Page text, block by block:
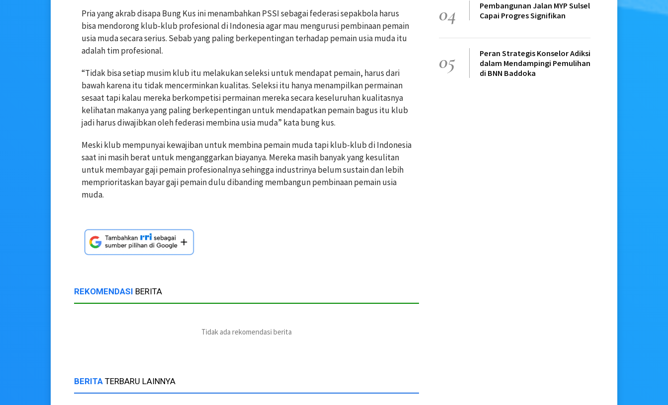
Pria yang akrab disapa Bung Kus ini menambahkan PSSI sebagai federasi sepakbola harus
bisa mendorong klub-klub profesional di Indonesia agar mau mengurusi pembinaan pemain
usia muda secara serius. Sebab yang paling berkepentingan terhadap pemain usia muda itu
adalah tim profesional.
“Tidak bisa setiap musim klub itu melakukan seleksi untuk mendapat pemain, harus dari
bawah karena itu tidak mencerminkan kualitas. Seleksi itu hanya menampilkan permainan
sesaat tapi kalau mereka berkompetisi permainan mereka secara keseluruhan kualitasnya
kelihatan makanya yang paling berkepentingan untuk mendapatkan pemain bagus itu klub
jadi harus diwajibkan oleh federasi membina usia muda” kata bung kus.
Meski klub mempunyai kewajiban untuk membina pemain muda tapi klub-klub di Indonesia
saat ini masih berat untuk menganggarkan biayanya. Mereka masih banyak yang kesulitan
untuk membayar gaji pemain profesionalnya sehingga industrinya belum sustain dan lebih
memprioritaskan bayar gaji pemain dulu dibanding membangun pembinaan pemain usia
muda.
REKOMENDASI BERITA
Tidak ada rekomendasi berita
BERITA TERBARU LAINNYA
04
Pembangunan Jalan MYP Sulsel
Capai Progres Signifikan
05
Peran Strategis Konselor Adiksi
dalam Mendampingi Pemulihan
di BNN Baddoka